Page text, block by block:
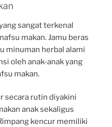
sangat terkenal
makan. Jamu beras
minuman herbal alami
oleh anak-anak yang
makan.
secara rutin diyakini
anak sekaligus
kencur memiliki